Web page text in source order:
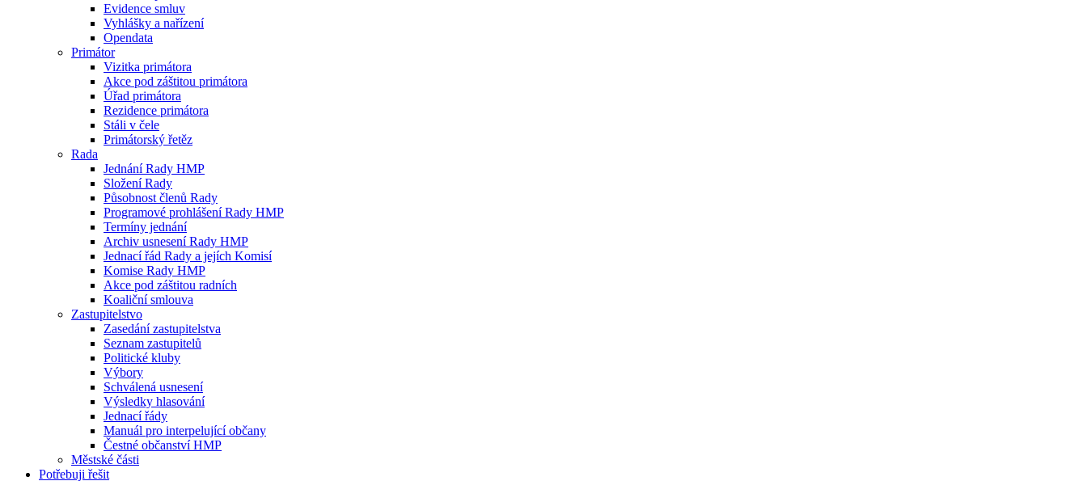
Evidence smluv
Vyhlášky a nařízení
Opendata
Primátor
Vizitka primátora
Akce pod záštitou primátora
Úřad primátora
Rezidence primátora
Stáli v čele
Primátorský řetěz
Rada
Jednání Rady HMP
Složení Rady
Působnost členů Rady
Programové prohlášení Rady HMP
Termíny jednání
Archiv usnesení Rady HMP
Jednací řád Rady a jejích Komisí
Komise Rady HMP
Akce pod záštitou radních
Koaliční smlouva
Zastupitelstvo
Zasedání zastupitelstva
Seznam zastupitelů
Politické kluby
Výbory
Schválená usnesení
Výsledky hlasování
Jednací řády
Manuál pro interpelující občany
Čestné občanství HMP
Městské části
Potřebuji řešit